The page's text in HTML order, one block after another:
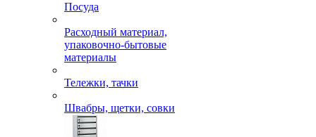
Постельные
Посуда
упаковочно-бытовые
материалы